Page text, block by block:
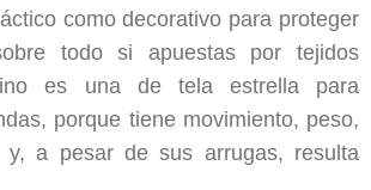
como decorativo para proteger
todo si apuestas por tejidos
es una de tela estrella para
porque tiene movimiento, peso,
y, a pesar de sus arrugas, resulta